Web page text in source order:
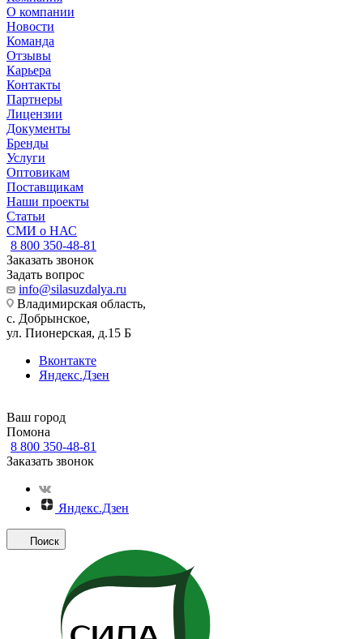
О компании
Новости
Команда
Отзывы
Карьера
Контакты
Партнеры
Лицензии
Документы
Бренды
Услуги
Оптовикам
Поставщикам
Наши проекты
Статьи
СМИ о НАС
8 800 350-48-81
Заказать звонок
Задать вопрос
info@silasuzdalya.ru
Владимирская область,
с. Добрынское,
ул. Пионерская, д.15 Б
Вконтакте
Яндекс.Дзен
Ваш город
Помона
8 800 350-48-81
Заказать звонок
Яндекс.Дзен
Поиск